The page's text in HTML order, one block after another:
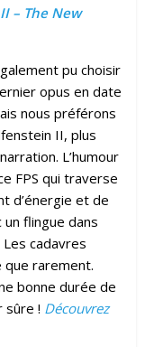
– The New
pu choisir
opus en date
nous préférons
II, plus
L’humour
FPS qui traverse
d’énergie et de
flingue dans
Les cadavres
que rarement.
bonne durée de
sûre ! Découvrez